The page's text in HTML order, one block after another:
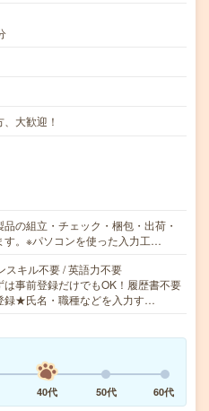
大歓迎！
の組立・チェック・梱包・出荷・
す。※パソコンを使った入力工…
スキル不要 / 英語力不要
事前登録だけでもOK！履歴書不要
録★氏名・職種などを入力す…
40代 50代 60代